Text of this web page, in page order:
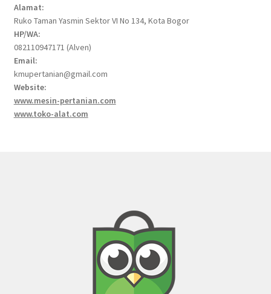
Alamat:
Ruko Taman Yasmin Sektor VI No 134, Kota Bogor
HP/WA:
082110947171 (Alven)
Email:
kmupertanian@gmail.com
Website:
www.mesin-pertanian.com
www.toko-alat.com